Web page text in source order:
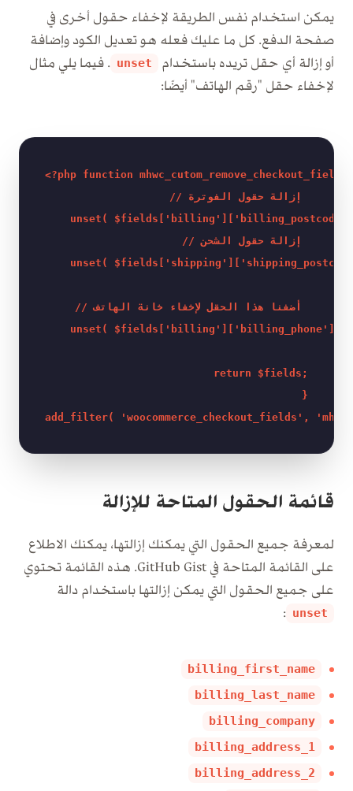
يمكن استخدام نفس الطريقة لإخفاء حقول أخرى في
صفحة الدفع. كل ما عليك فعله هو تعديل الكود وإضافة
أو إزالة أي حقل تريده باستخدام
unset . فيما يلي مثال
لإخفاء حقل "رقم الهاتف" أيضًا:
<?php function
    // إزالة حقول الفوترة
unset(
    // إزالة حقول الشحن
unset(
    // أضفنا هذا الحقل لإخفاء خانة الهاتف
unset( $fields['billing']['billing_phone']
    return $fields;
}
قائمة الحقول المتاحة للإزالة
لمعرفة جميع الحقول التي يمكنك إزالتها، يمكنك الاطلاع
على القائمة المتاحة في GitHub Gist. هذه القائمة تحتوي
على جميع الحقول التي يمكن إزالتها باستخدام دالة
unset
:
billing_first_name
billing_last_name
billing_company
billing_address_1
billing_address_2